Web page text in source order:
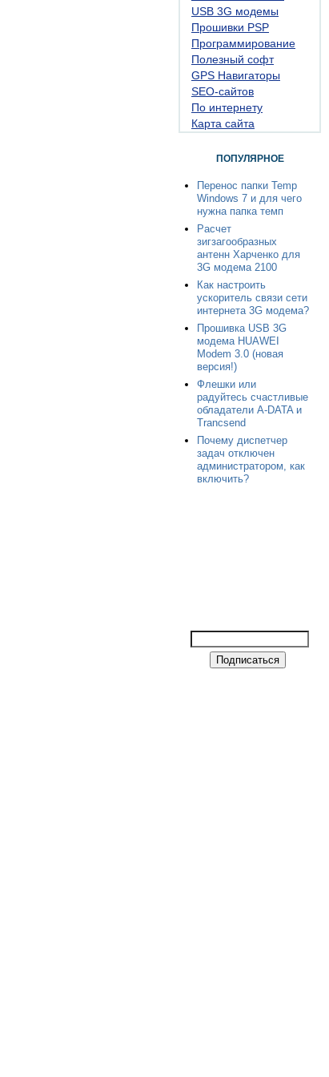
USB 3G модемы
Прошивки PSP
Программирование
Полезный софт
GPS Навигаторы
SEO-сайтов
По интернету
Карта сайта
ПОПУЛЯРНОЕ
Перенос папки Temp
Windows 7 и для чего
нужна папка темп
Расчет
зигзагообразных
антенн Харченко для
3G модема 2100
Как настроить
ускоритель связи сети
интернета 3G модема?
Прошивка USB 3G
модема HUAWEI
Modem 3.0 (новая
версия!)
Флешки или
радуйтесь счастливые
обладатели A-DATA и
Trancsend
Почему диспетчер
задач отключен
администратором, как
включить?